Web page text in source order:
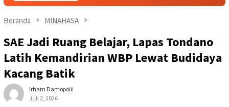
Beranda MINAHASA
SAE Jadi Ruang Belajar, Lapas Tondano
Latih Kemandirian WBP Lewat Budidaya
Kacang Batik
Irham Damopolii
Juli 2, 2026